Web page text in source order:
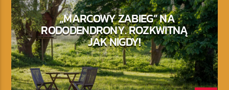
„MARCOWY ZABIEG” NA
RODODENDRONY. ROZKWITNĄ
JAK NIGDY!